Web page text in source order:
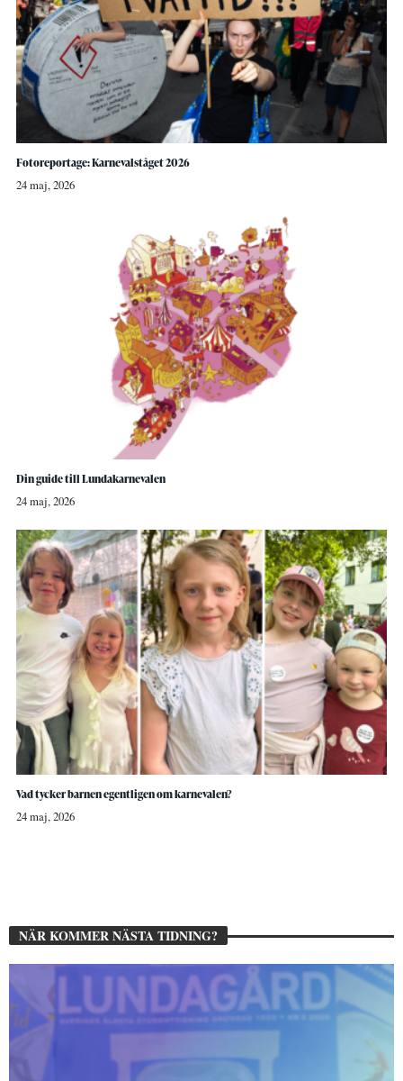
Fotoreportage: Karnevalståget 2026
24 maj, 2026
Din guide till Lundakarnevalen
24 maj, 2026
Vad tycker barnen egentligen om karnevalen?
24 maj, 2026
NÄR KOMMER NÄSTA TIDNING?